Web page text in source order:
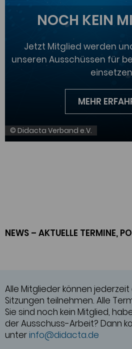
NOCH KEIN
Jetzt Mitglied werden
unseren Ausschüssen für
MEHR
© Didacta Verband e.V.
NEWS – AKTUELLE TERMINE,
Alle Mitglieder können
Sitzungen teilnehmen. Alle
Sie sind noch kein Mitglied,
der Ausschuss-Arbeit? Dann
unterinfo@didacta.de